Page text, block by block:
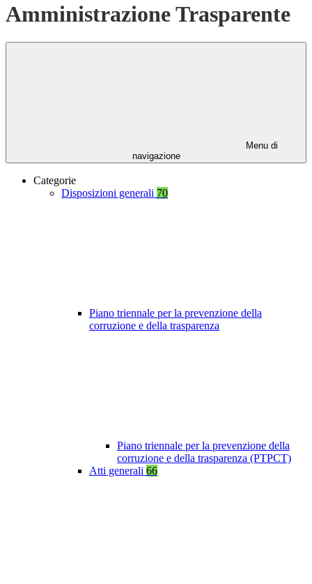
Amministrazione Trasparente
Menu di
navigazione
Categorie
Disposizioni generali 70
Piano triennale per la prevenzione della
corruzione e della trasparenza
Piano triennale per la prevenzione della
corruzione e della trasparenza (PTPCT)
Atti generali 66